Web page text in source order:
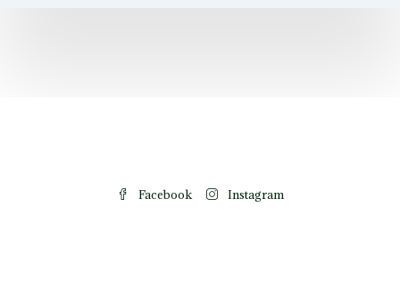
Facebook Instagram